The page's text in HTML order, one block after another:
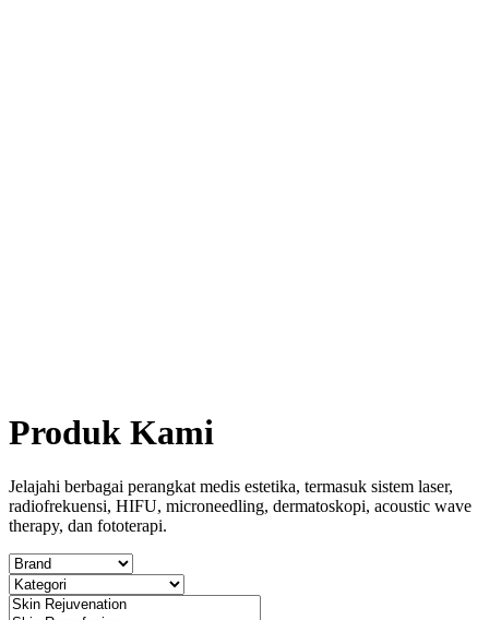
Produk Kami
Jelajahi berbagai perangkat medis estetika, termasuk sistem laser,
radiofrekuensi, HIFU, microneedling, dermatoskopi, acoustic wave
therapy, dan fototerapi.